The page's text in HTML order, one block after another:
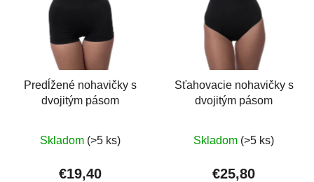
Predĺžené nohavičky s
dvojitým pásom
hodnotenie
produktu
Skladom (>5 ks)
€19,40
Sťahovacie nohavičky s
dvojitým pásom
hodnotenie
produktu
Skladom (>5 ks)
€25,80